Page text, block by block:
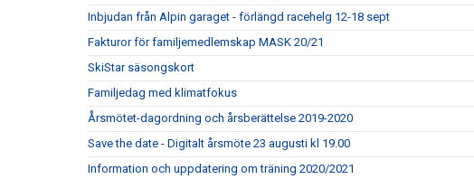
Inbjudan från Alpin garaget - förlängd racehelg 12-18 sept
Fakturor för familjemedlemskap MASK 20/21
SkiStar säsongskort
Familjedag med klimatfokus
Årsmötet-dagordning och årsberättelse 2019-2020
Save the date - Digitalt årsmöte 23 augusti kl 19.00
Information och uppdatering om träning 2020/2021